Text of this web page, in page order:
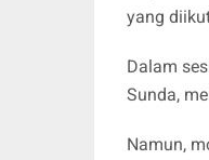
yang
Dalam
Sunda,
Namun,